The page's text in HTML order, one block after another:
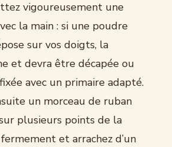
vigoureusement une
la main : si une poudre
sur vos doigts, la
et devra être décapée ou
avec un primaire adapté.
un morceau de ruban
plusieurs points de la
et arrachez d’un